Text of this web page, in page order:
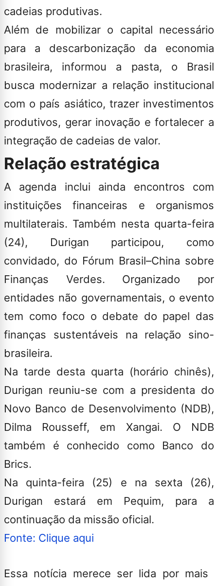
cadeias produtivas.
Além de mobilizar o capital necessário
para a descarbonização da economia
brasileira, informou a pasta, o Brasil
busca modernizar a relação institucional
com o país asiático, trazer investimentos
produtivos, gerar inovação e fortalecer a
integração de cadeias de valor.
Relação estratégica
A agenda inclui ainda encontros com
instituições financeiras e organismos
multilaterais. Também nesta quarta-feira
(24), Durigan participou, como
convidado, do Fórum Brasil–China sobre
Finanças Verdes. Organizado por
entidades não governamentais, o evento
tem como foco o debate do papel das
finanças sustentáveis na relação sino-
brasileira.
Na tarde desta quarta (horário chinês),
Durigan reuniu-se com a presidenta do
Novo Banco de Desenvolvimento (NDB),
Dilma Rousseff, em Xangai. O NDB
também é conhecido como Banco do
Brics.
Na quinta-feira (25) e na sexta (26),
Durigan estará em Pequim, para a
continuação da missão oficial.
Fonte: Clique aqui
Essa notícia merece ser lida por mais